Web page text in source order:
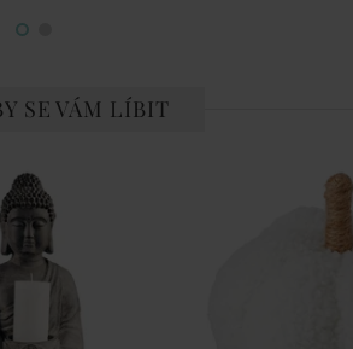
SE VÁM LÍBIT